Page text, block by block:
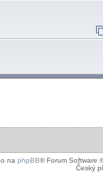
na phpBB® Forum Software
Český